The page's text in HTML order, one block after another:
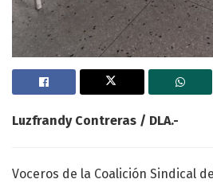
Luzfrandy Contreras / DLA.-
Voceros de la Coalición Sindical